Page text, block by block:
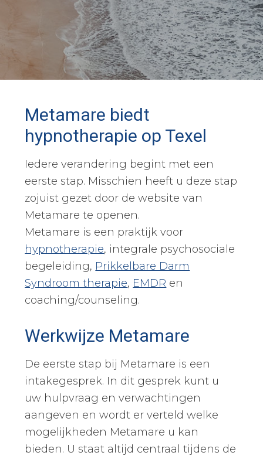
Metamare biedt
hypnotherapie op Texel
Iedere verandering begint met een
eerste stap. Misschien heeft u deze stap
zojuist gezet door de website van
Metamare te openen.
Metamare is een praktijk voor
hypnotherapie, integrale psychosociale
begeleiding, Prikkelbare Darm
Syndroom therapie, EMDR en
coaching/counseling.
Werkwijze Metamare
De eerste stap bij Metamare is een
intakegesprek. In dit gesprek kunt u
uw hulpvraag en verwachtingen
aangeven en wordt er verteld welke
mogelijkheden Metamare u kan
bieden. U staat altijd centraal tijdens de